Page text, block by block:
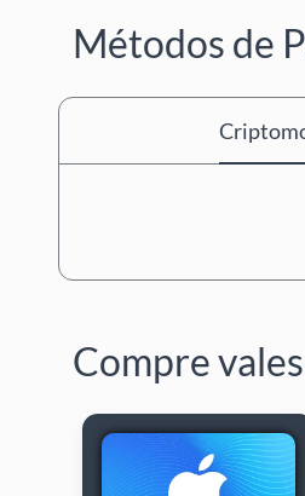
Métodos de
Compre